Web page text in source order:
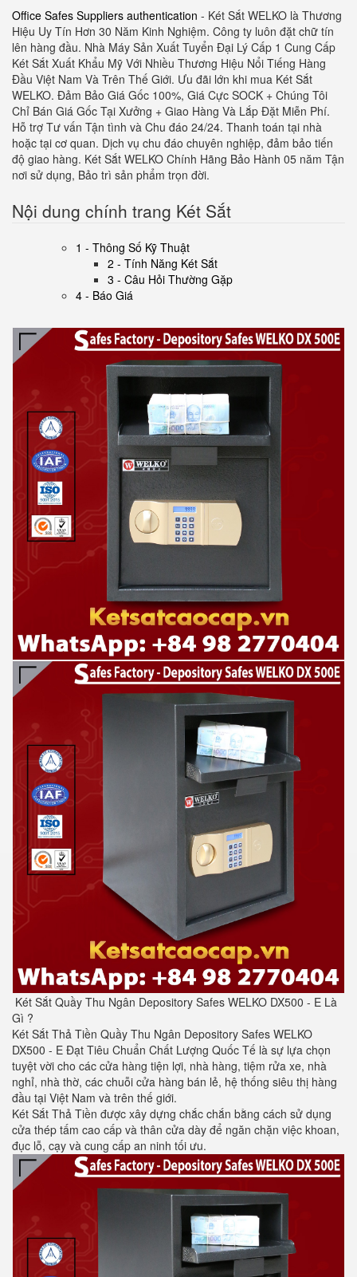
Office Safes Suppliers authentication - Két Sắt WELKO là Thương
Hiệu Uy Tín Hơn 30 Năm Kinh Nghiệm. Công ty luôn đặt chữ tín
lên hàng đầu. Nhà Máy Sản Xuất Tuyển Đại Lý Cấp 1 Cung Cấp
Két Sắt Xuất Khẩu Mỹ Với Nhiều Thương Hiệu Nổi Tiếng Hàng
Đầu Việt Nam Và Trên Thế Giới. Ưu đãi lớn khi mua Két Sắt
WELKO. Đảm Bảo Giá Gốc 100%, Giá Cực SOCK + Chúng Tôi
Chỉ Bán Giá Gốc Tại Xưởng + Giao Hàng Và Lắp Đặt Miễn Phí.
Hỗ trợ Tư vấn Tận tình và Chu đáo 24/24. Thanh toán tại nhà
hoặc tại cơ quan. Dịch vụ chu đáo chuyên nghiệp, đảm bảo tiến
độ giao hàng. Két Sắt WELKO Chính Hãng Bảo Hành 05 năm Tận
nơi sử dụng, Bảo trì sản phẩm trọn đời.
Nội dung chính trang Két Sắt
1 - Thông Số Kỹ Thuật
2 - Tính Năng Két Sắt
3 - Câu Hỏi Thường Gặp
4 - Báo Giá
Két Sắt Quầy Thu Ngân Depository Safes WELKO DX500 - E Là
Gì ?
Két Sắt Thả Tiền Quầy Thu Ngân Depository Safes WELKO
DX500 - E Đạt Tiêu Chuẩn Chất Lượng Quốc Tế là sự lựa chọn
tuyệt vời cho các cửa hàng tiện lợi, nhà hàng, tiệm rửa xe, nhà
nghỉ, nhà thờ, các chuỗi cửa hàng bán lẻ, hệ thống siêu thị hàng
đầu tại Việt Nam và trên thế giới.
Két Sắt Thả Tiền được xây dựng chắc chắn bằng cách sử dụng
cửa thép tấm cao cấp và thân cửa dày để ngăn chặn việc khoan,
đục lỗ, cạy và cung cấp an ninh tối ưu.